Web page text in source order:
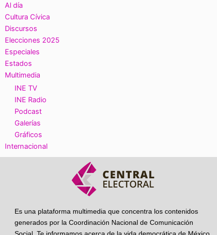
Al día
Cultura Cívica
Discursos
Elecciones 2025
Especiales
Estados
Multimedia
INE TV
INE Radio
Podcast
Galerías
Gráficos
Internacional
Es una plataforma multimedia que concentra los contenidos
generados por la Coordinación Nacional de Comunicación